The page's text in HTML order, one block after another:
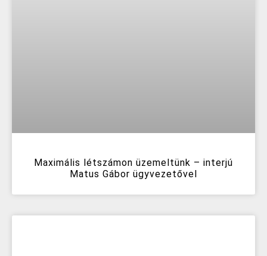
Maximális létszámon üzemeltünk – interjú
Matus Gábor ügyvezetővel